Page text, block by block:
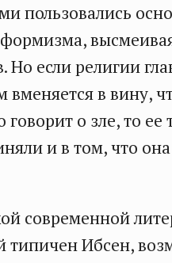
пользовались
Но если религии
вменяется в вину,
говорит о зле, то ее
и в том, что
современной
типичен Ибсен,